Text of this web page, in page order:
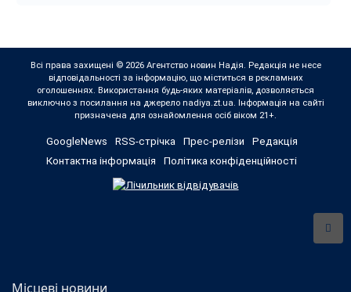
Всі права захищені © 2026 Агентство новин Надія. Редакція не несе
відповідальності за інформацію, що міститься в рекламних
оголошеннях. Використання будь-яких матеріалів, дозволяється
виключно з посилання на джерело nadiya.zt.ua. Інформація на сайті
призначена для ознайомлення осіб віком 21+.
GoogleNews RSS-стрічка Прес-релізи
Редакція
Контактна інформація
Політика конфіденційності
Місцеві новини